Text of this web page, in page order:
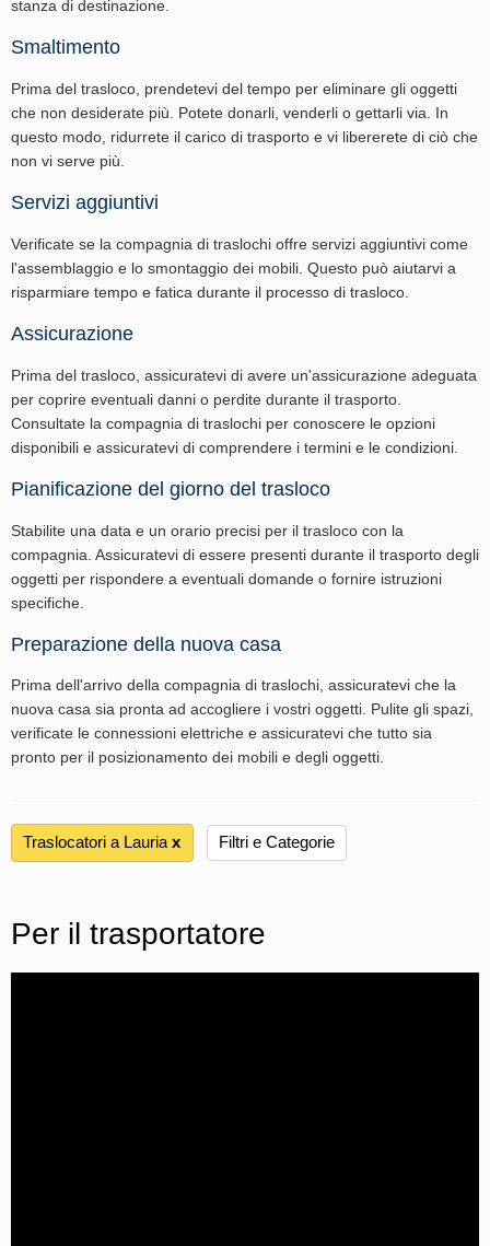
stanza di destinazione.
Smaltimento
Prima del trasloco, prendetevi del tempo per eliminare gli oggetti
che non desiderate più. Potete donarli, venderli o gettarli via. In
questo modo, ridurrete il carico di trasporto e vi libererete di ciò che
non vi serve più.
Servizi aggiuntivi
Verificate se la compagnia di traslochi offre servizi aggiuntivi come
l'assemblaggio e lo smontaggio dei mobili. Questo può aiutarvi a
risparmiare tempo e fatica durante il processo di trasloco.
Assicurazione
Prima del trasloco, assicuratevi di avere un'assicurazione adeguata
per coprire eventuali danni o perdite durante il trasporto.
Consultate la compagnia di traslochi per conoscere le opzioni
disponibili e assicuratevi di comprendere i termini e le condizioni.
Pianificazione del giorno del trasloco
Stabilite una data e un orario precisi per il trasloco con la
compagnia. Assicuratevi di essere presenti durante il trasporto degli
oggetti per rispondere a eventuali domande o fornire istruzioni
specifiche.
Preparazione della nuova casa
Prima dell'arrivo della compagnia di traslochi, assicuratevi che la
nuova casa sia pronta ad accogliere i vostri oggetti. Pulite gli spazi,
verificate le connessioni elettriche e assicuratevi che tutto sia
pronto per il posizionamento dei mobili e degli oggetti.
Traslocatori a Lauria х Filtri e Categorie
Per il trasportatore